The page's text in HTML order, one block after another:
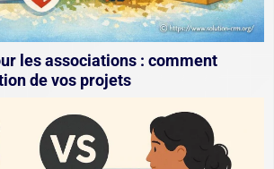
les associations : comment
de vos projets